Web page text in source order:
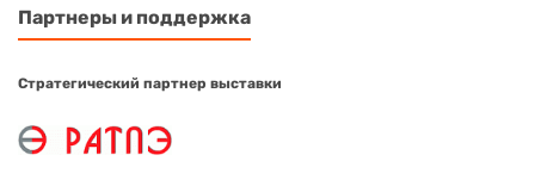
Партнеры и поддержка
Стратегический партнер выставки